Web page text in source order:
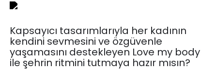
Kapsayıcı tasarımlarıyla her kadının
kendini sevmesini ve özgüvenle
yaşamasını destekleyen Love my body
ile şehrin ritmini tutmaya hazır mısın?